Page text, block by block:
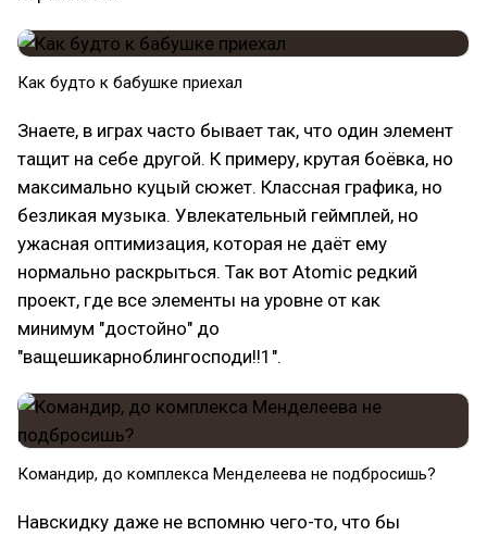
Как будто к бабушке приехал
Знаете, в играх часто бывает так, что один элемент
тащит на себе другой. К примеру, крутая боёвка, но
максимально куцый сюжет. Классная графика, но
безликая музыка. Увлекательный геймплей, но
ужасная оптимизация, которая не даёт ему
нормально раскрыться. Так вот Atomic редкий
проект, где все элементы на уровне от как
минимум "достойно" до
"ващешикарноблингосподи!!1".
Командир, до комплекса Менделеева не подбросишь?
Навскидку даже не вспомню чего-то, что бы